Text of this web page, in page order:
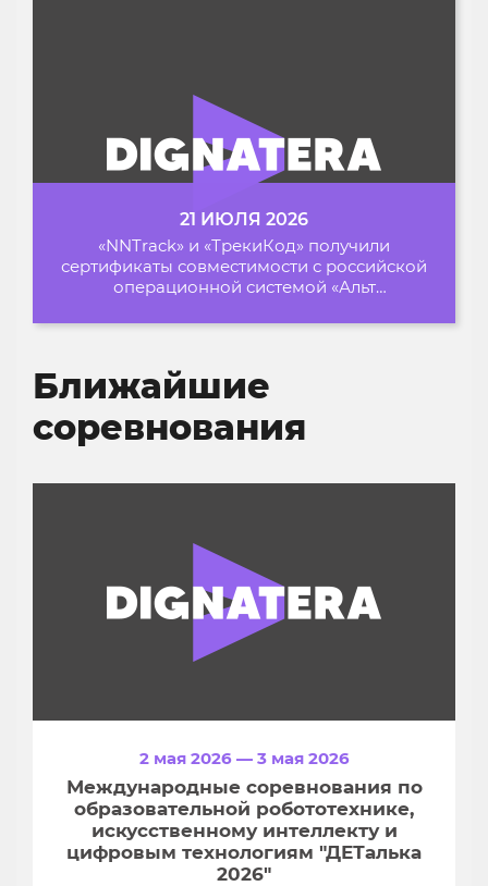
21 ИЮЛЯ 2026
«NNTrack» и «ТрекиКод» получили
сертификаты совместимости с российской
операционной системой «Альт
Ближайшие
соревнования
2 мая 2026 — 3 мая 2026
Международные соревнования по
образовательной робототехнике,
искусственному интеллекту и
цифровым технологиям "ДЕТалька
2026"